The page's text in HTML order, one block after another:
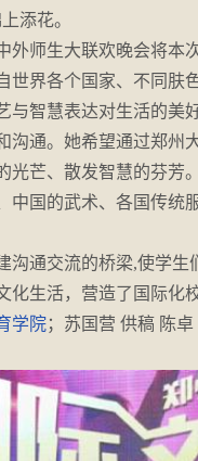
添花。
师生大联欢晚会将本
世界各个国家、不同肤
与智慧表达对生活的美
沟通。她希望通过郑州
光芒、散发智慧的芬芳
中国的武术、各国传统
沟通交流的桥梁,使学
化生活，营造了国际化
学院；苏国营 供稿 陈